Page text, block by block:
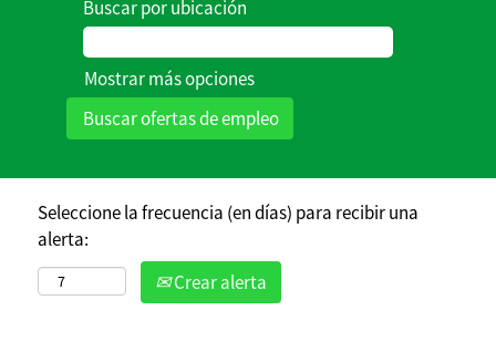
Buscar por ubicación
Mostrar más opciones
Seleccione la frecuencia (en días) para recibir una
alerta:
Crear alerta